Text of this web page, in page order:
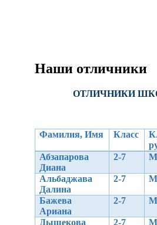
Наши отличники
ОТЛИЧНИКИ
Фамилия, Имя Класс
Абзапарова
Диана
2-7
Альбаджава
Далина
2-7
Бажева
Ариана
2-7
Дышекова
2-7